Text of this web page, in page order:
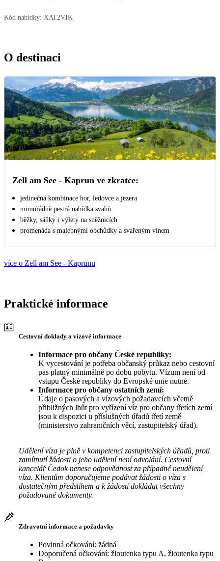
Kód nabídky: XAT2VIK
O destinaci
Zell am See - Kaprun ve zkratce:
jedinečná kombinace hor, ledovce a jezera
mimořádně pestrá nabídka svahů
běžky, sáňky i výlety na sněžnicích
promenáda s malebnými obchůdky a svařeným vínem
více o Zell am See - Kaprunu
Praktické informace
Cestovní doklady a vízové informace
Informace pro občany České republiky:
K vycestování je potřeba občanský průkaz nebo cestovní
pas platný minimálně po dobu pobytu. Vízum není od
vstupu České republiky do Evropské unie nutné.
Informace pro občany ostatních zemí:
Údaje o pasových a vízových požadavcích včetně
přibližných lhůt pro vyřízení víz pro občany třetích zemí
jsou k dispozici u příslušných úřadů třetí země
(ministerstvo zahraničních věcí, zastupitelský úřad).
Udělení víza je plně v kompetenci zastupitelských úřadů, proti
zamítnutí žádosti o jeho udělení není odvolání. Cestovní
kancelář Čedok nenese odpovědnost za případné neudělení
víza. Klientům doporučujeme podávat žádosti o víza s
dostatečným předstihem a k žádosti dokládat všechny
požadované dokumenty.
Zdravotní informace a požadavky
Povinná očkování: žádná
Doporučená očkování: žloutenka typu A, žloutenka typu